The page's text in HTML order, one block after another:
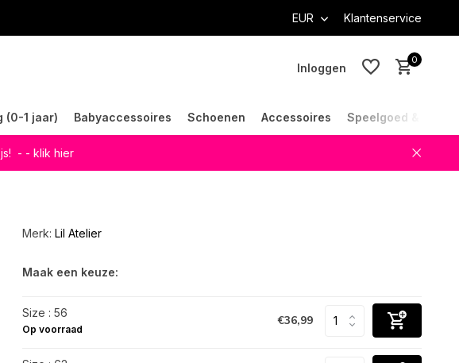
EUR Klantenservice
Inloggen
0
(0-1 jaar) Babyaccessoires Schoenen Accessoires Speelgoed &
- - klik hier
Merk: Lil Atelier
Maak een keuze:
Size : 56
Op voorraad
€36,99